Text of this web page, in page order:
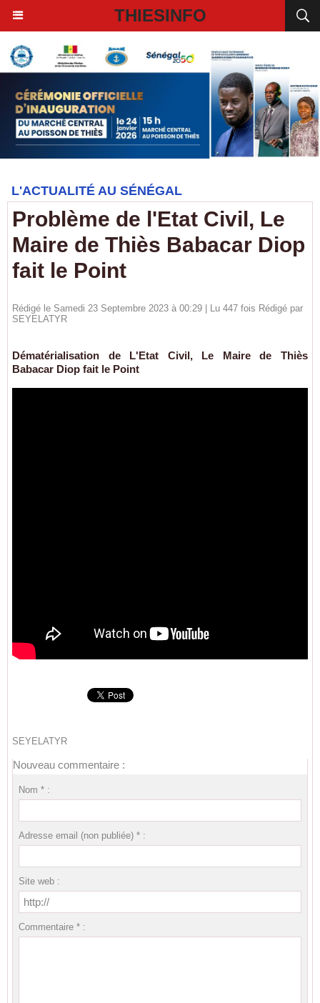
THIESINFO
L'ACTUALITÉ AU SÉNÉGAL
Problème de l'Etat Civil, Le
Maire de Thiès Babacar Diop
fait le Point
Rédigé le Samedi 23 Septembre 2023 à 00:29 | Lu 447 fois Rédigé par
SEYELATYR
Dématérialisation de L'Etat Civil, Le Maire de Thiès
Babacar Diop fait le Point
SEYELATYR
Nouveau commentaire :
Nom * :
Adresse email (non publiée) * :
Site web :
Commentaire * :